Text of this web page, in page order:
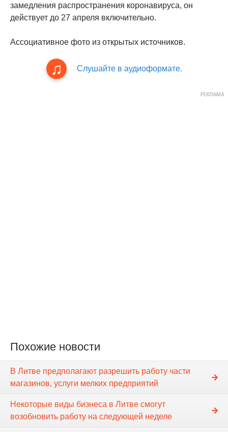
замедления распространения коронавируса, он
действует до 27 апреля включительно.
Ассоциативное фото из открытых источников.
Слушайте в аудиоформате.
Похожие новости
В Литве предполагают разрешить работу части
магазинов, услуги мелких предприятий
Некоторые виды бизнеса в Литве смогут
возобновить работу на следующей неделе